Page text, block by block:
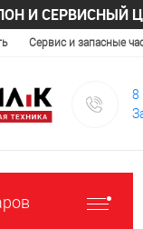
И СЕРВИСНЫЙ
Сервис и запасные
8